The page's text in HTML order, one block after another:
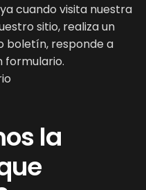
cuando visita nuestra
sitio, realiza un
boletín, responde a
formulario.
la